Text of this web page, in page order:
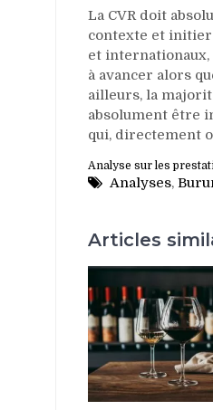
La CVR doit
contexte et initier
et
à avancer alors
ailleurs, la
absolument être
qui, directement
Analyse sur les
Analyses,
Articles